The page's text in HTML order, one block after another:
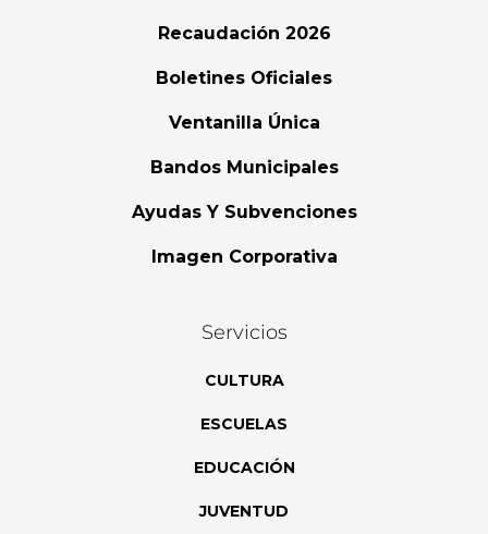
Recaudación 2026
Boletines Oficiales
Ventanilla Única
Bandos Municipales
Ayudas Y Subvenciones
Imagen Corporativa
Servicios
CULTURA
ESCUELAS
EDUCACIÓN
JUVENTUD